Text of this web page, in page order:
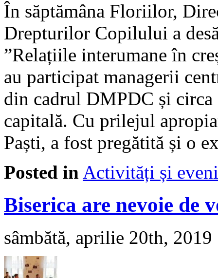
În săptămâna Floriilor,
Drepturilor Copilului a
”Relațiile interumane în
au participat managerii
din cadrul DMPDC și circa
capitală. Cu prilejul
Paști, a fost pregătită și o
Posted in Activități și
Biserica are nevoie de
sâmbătă, aprilie 20th, 2019